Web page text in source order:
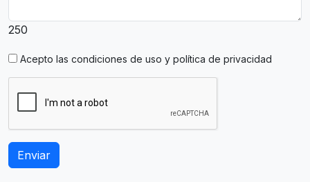
250
Acepto las condiciones de uso y política de privacidad